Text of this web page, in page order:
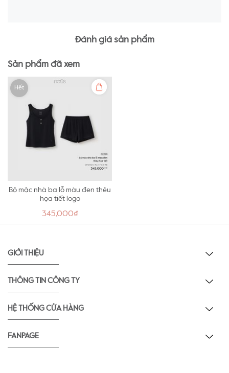
Đánh giá sản phẩm
Sản phẩm đã xem
Hết
Bộ mặc nhà ba lỗ màu đen thêu
họa tiết logo
345,000₫
GIỚI THIỆU
THÔNG TIN CÔNG TY
HỆ THỐNG CỬA HÀNG
FANPAGE